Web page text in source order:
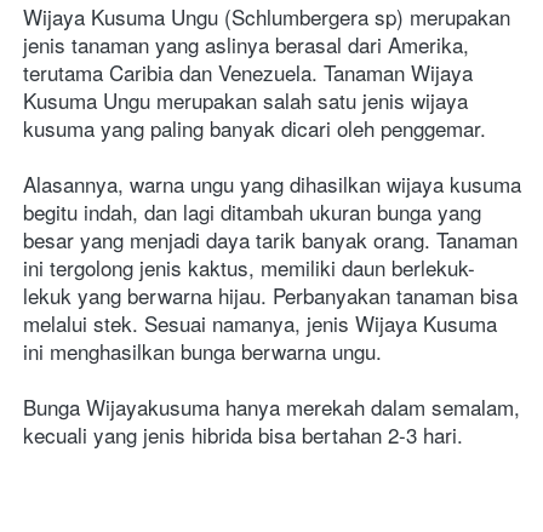
Wijaya Kusuma Ungu (Schlumbergera sp) merupakan
jenis tanaman yang aslinya berasal dari Amerika,
terutama Caribia dan Venezuela. Tanaman Wijaya
Kusuma Ungu merupakan salah satu jenis wijaya
kusuma yang paling banyak dicari oleh penggemar.
Alasannya, warna ungu yang dihasilkan wijaya kusuma
begitu indah, dan lagi ditambah ukuran bunga yang
besar yang menjadi daya tarik banyak orang. Tanaman
ini tergolong jenis kaktus, memiliki daun berlekuk-
lekuk yang berwarna hijau. Perbanyakan tanaman bisa
melalui stek. Sesuai namanya, jenis Wijaya Kusuma
ini menghasilkan bunga berwarna ungu.
Bunga Wijayakusuma hanya merekah dalam semalam,
kecuali yang jenis hibrida bisa bertahan 2-3 hari.